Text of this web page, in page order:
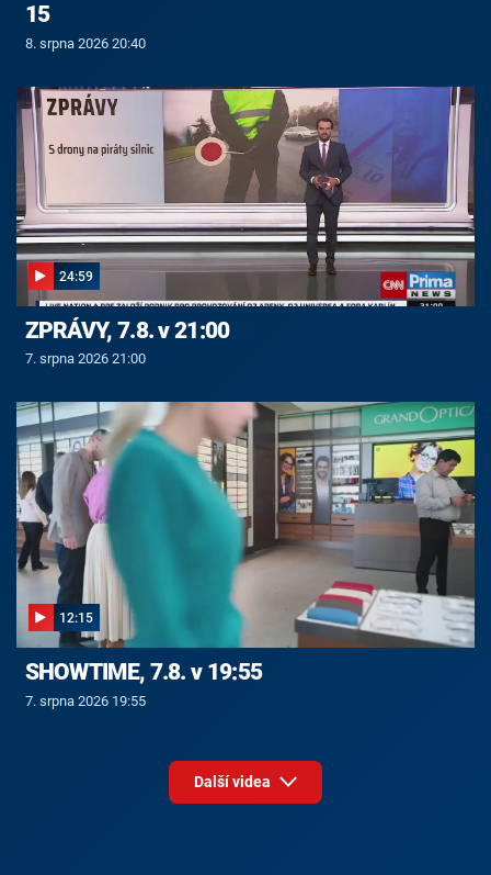
15
8. srpna 2026 20:40
24:59
ZPRÁVY, 7.8. v 21:00
7. srpna 2026 21:00
12:15
SHOWTIME, 7.8. v 19:55
7. srpna 2026 19:55
Další videa